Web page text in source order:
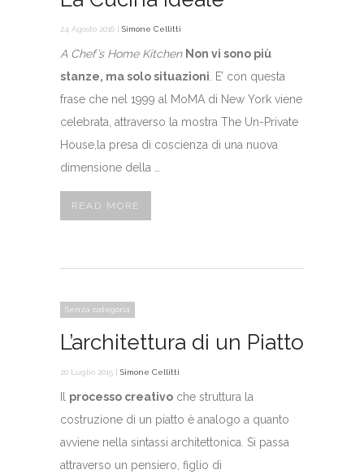
24 Agosto 2016 | Simone Cellitti
A Chef’s Home Kitchen Non vi sono più
stanze, ma solo situazioni . E’ con questa
frase che nel 1999 al MoMA di New York viene
celebrata, attraverso la mostra The Un-Private
House,la presa di coscienza di una nuova
dimensione della …
READ MORE
Senza categoria
L’architettura di un Piatto
20 Luglio 2015 | Simone Cellitti
processo creativo che struttura la
costruzione di un piatto è analogo a quanto
avviene nella sintassi architettonica. Si passa
attraverso un pensiero, figlio di